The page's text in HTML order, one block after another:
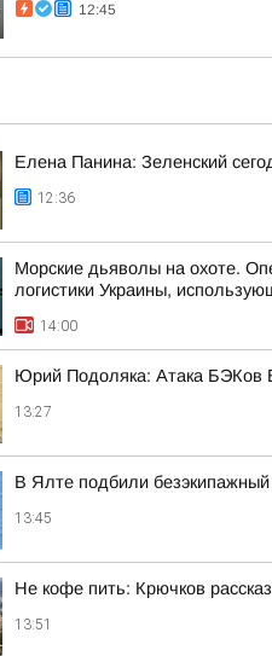
12:45
Елена Панина: Зеленский
12:36
Морские дьяволы на охоте.
логистики Украины,
14:00
Юрий Подоляка: Атака БЭКов
13:27
В Ялте подбили безэкипажный
13:45
Не кофе пить: Крючков
13:51